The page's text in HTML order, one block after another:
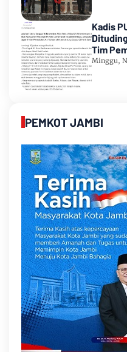
Kadis
Tim
Romi-
Minggu,
PEMKOT JAMBI